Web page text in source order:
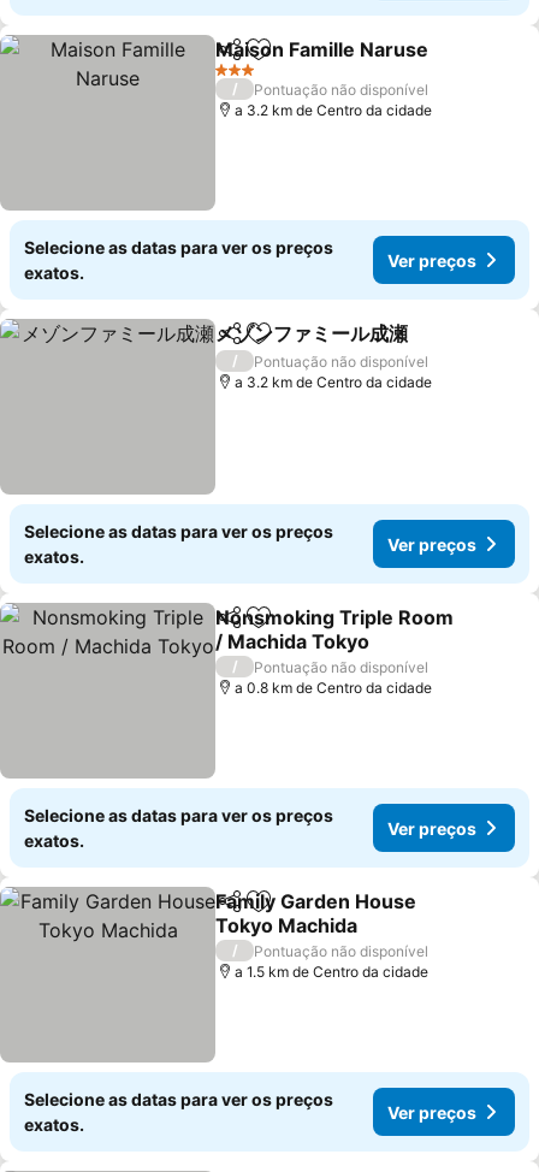
PartilharAdicionar aos favoritos
Maison Famille Naruse
3 Estrelas
/
Pontuação não disponível
a 3.2 km de Centro da cidade
Selecione as datas para ver os preços
exatos.
Ver preços
PartilharAdicionar aos favoritos
メゾンファミール成瀬
/
Pontuação não disponível
a 3.2 km de Centro da cidade
Selecione as datas para ver os preços
exatos.
Ver preços
PartilharAdicionar aos favoritos
Nonsmoking Triple Room
/ Machida Tokyo
/
Pontuação não disponível
a 0.8 km de Centro da cidade
Selecione as datas para ver os preços
exatos.
Ver preços
PartilharAdicionar aos favoritos
Family Garden House
Tokyo Machida
/
Pontuação não disponível
a 1.5 km de Centro da cidade
Selecione as datas para ver os preços
exatos.
Ver preços